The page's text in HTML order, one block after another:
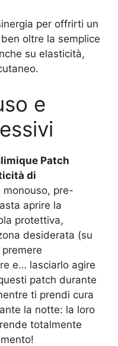
per offrirti un
oltre la semplice
su elasticità,
e
Patch
di
monouso, pre-
aprire la
protettiva,
desiderata (su
e… lasciarlo agire
patch durante
ti prendi cura
la notte: la loro
totalmente